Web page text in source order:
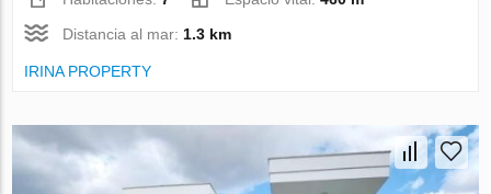
Distancia al mar: 1.3 km
IRINA PROPERTY